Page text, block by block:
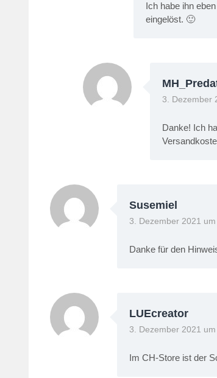
Ich habe ihn
eingelöst. 🙂
3. Dezember
Danke! Ich
Susemiel
3. Dezember 2021
Danke für den
LUEcreator
3. Dezember 2021
Im CH-Store ist der